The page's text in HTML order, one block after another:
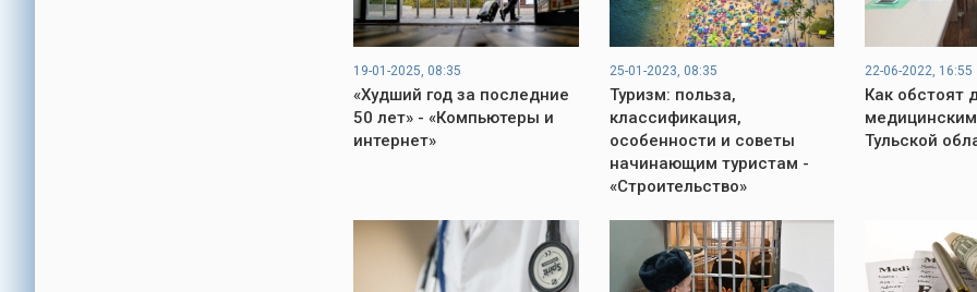
19-01-2025, 08:35
«Худший год за последние
50 лет» - «Компьютеры и
интернет»
25-01-2023, 08:35
Туризм: польза,
классификация,
особенности и советы
начинающим туристам -
«Строительство»
22-06-2022, 16:55
Как обстоят
Тульской